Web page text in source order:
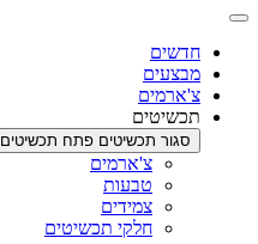
חדשים
מבצעים
צ'ארמים
תכשיטים
סגור תכשיטים פתח תכשיטים
צ'ארמים
טבעות
צמידים
חלקי תכשיטים